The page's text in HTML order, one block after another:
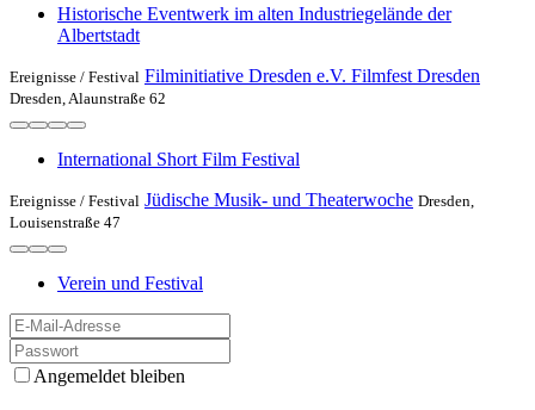
Historische Eventwerk im alten Industriegelände der
Albertstadt
Ereignisse / Festival Filminitiative Dresden e.V. Filmfest Dresden
Dresden, Alaunstraße 62
International Short Film Festival
Ereignisse / Festival Jüdische Musik- und Theaterwoche Dresden,
Louisenstraße 47
Verein und Festival
Angemeldet bleiben